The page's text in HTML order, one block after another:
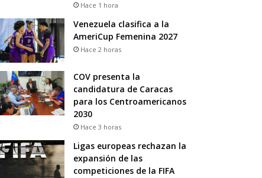
Hace 1 hora
Venezuela clasifica a la
AmeriCup Femenina 2027
Hace 2 horas
COV presenta la
candidatura de Caracas
para los Centroamericanos
2030
Hace 3 horas
Ligas europeas rechazan la
expansión de las
competiciones de la FIFA